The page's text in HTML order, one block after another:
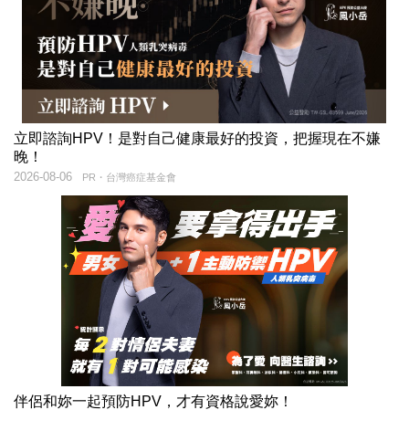
立即諮詢HPV！是對自己健康最好的投資，把握現在不嫌
晚！
PR・台灣癌症基金會
2026-08-06
伴侶和妳一起預防HPV，才有資格說愛妳！